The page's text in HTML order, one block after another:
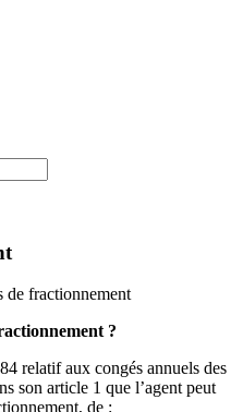
de fractionnement
?
relatif aux congés annuels des
son article 1 que l’agent peut
de :